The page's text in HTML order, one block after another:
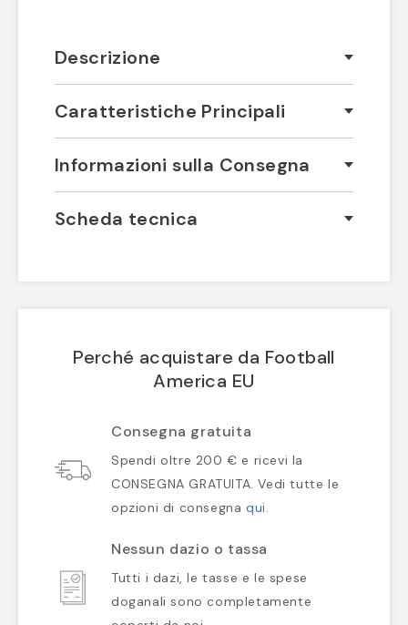
Descrizione
Caratteristiche Principali
Informazioni sulla Consegna
Scheda tecnica
Perché acquistare da Football
America EU
Consegna gratuita
Spendi oltre 200 € e ricevi la
CONSEGNA GRATUITA. Vedi tutte le
opzioni di consegna qui.
Nessun dazio o tassa
Tutti i dazi, le tasse e le spese
doganali sono completamente